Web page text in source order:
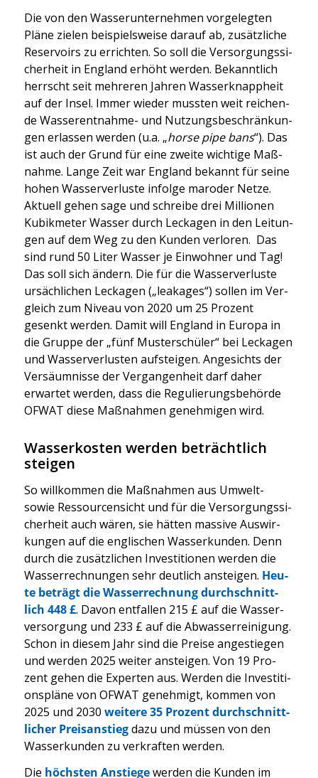
Die von den Was­ser­un­ter­neh­men vor­ge­leg­ten
Plä­ne zie­len bei­spiels­wei­se dar­auf ab, zusätz­li­che
Reser­voirs zu errich­ten. So soll die Ver­sor­gungs­si­
cher­heit in Eng­land erhöht wer­den. Bekannt­lich
herrscht seit meh­re­ren Jah­ren Was­ser­knapp­heit
auf der Insel. Immer wie­der muss­ten weit rei­chen­
de Was­ser­ent­nah­me- und Nut­zungs­be­schrän­kun­
gen erlas­sen wer­den (u.a. „hor­se pipe bans“). Das
ist auch der Grund für eine zwei­te wich­ti­ge Maß­
nah­me. Lan­ge Zeit war Eng­land bekannt für sei­ne
hohen Was­ser­ver­lus­te infol­ge maro­der Net­ze.
Aktu­ell gehen sage und schrei­be drei Mil­lio­nen
Kubik­me­ter Was­ser durch Lecka­gen in den Lei­tun­
gen auf dem Weg zu den Kun­den ver­lo­ren. Das
sind rund 50 Liter Was­ser je Ein­woh­ner und Tag!
Das soll sich ändern. Die für die Was­ser­ver­lus­te
ursäch­li­chen Lecka­gen („leaka­ges“) sol­len im Ver­
gleich zum Niveau von 2020 um 25 Pro­zent
gesenkt wer­den. Damit will Eng­land in Euro­pa in
die Grup­pe der „fünf Mus­ter­schü­ler“ bei Lecka­gen
und Was­ser­ver­lus­ten auf­stei­gen. Ange­sichts der
Ver­säum­nis­se der Ver­gan­gen­heit darf daher
erwar­tet wer­den, dass die Regu­lie­rungs­be­hör­de
OFWAT die­se Maß­nah­men geneh­mi­gen wird.
Wasserkosten werden beträchtlich
steigen
So will­kom­men die Maß­nah­men aus Umwelt-
sowie Res­sour­cen­sicht und für die Ver­sor­gungs­si­
cher­heit auch wären, sie hät­ten mas­si­ve Aus­wir­
kun­gen auf die eng­li­schen Was­ser­kun­den. Denn
durch die zusätz­li­chen Inves­ti­tio­nen wer­den die
Was­ser­rech­nun­gen sehr deut­lich anstei­gen. Heu­
te beträgt die Was­ser­rech­nung durch­schnitt­
lich 448 £. Davon ent­fal­len 215 £ auf die Was­ser­
ver­sor­gung und 233 £ auf die Abwas­ser­rei­ni­gung.
Schon in die­sem Jahr sind die Prei­se ange­stie­gen
und wer­den 2025 wei­ter anstei­gen. Von 19 Pro­
zent gehen die Exper­ten aus. Wer­den die Inves­ti­ti­
ons­plä­ne von OFWAT geneh­migt, kom­men von
2025 und 2030 wei­te­re 35 Pro­zent durch­schnitt­
li­cher Preis­an­stiegdazu und müs­sen von den
Was­ser­kun­den zu ver­kraf­ten wer­den.
Die höchs­ten Anstie­gewer­den die Kun­den im